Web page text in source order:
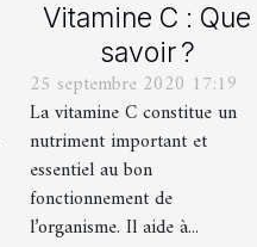
Vitamine C : Que
savoir ?
25 septembre 2020 17:19
La vitamine C constitue un
nutriment important et
essentiel au bon
fonctionnement de
l’organisme. Il aide à...